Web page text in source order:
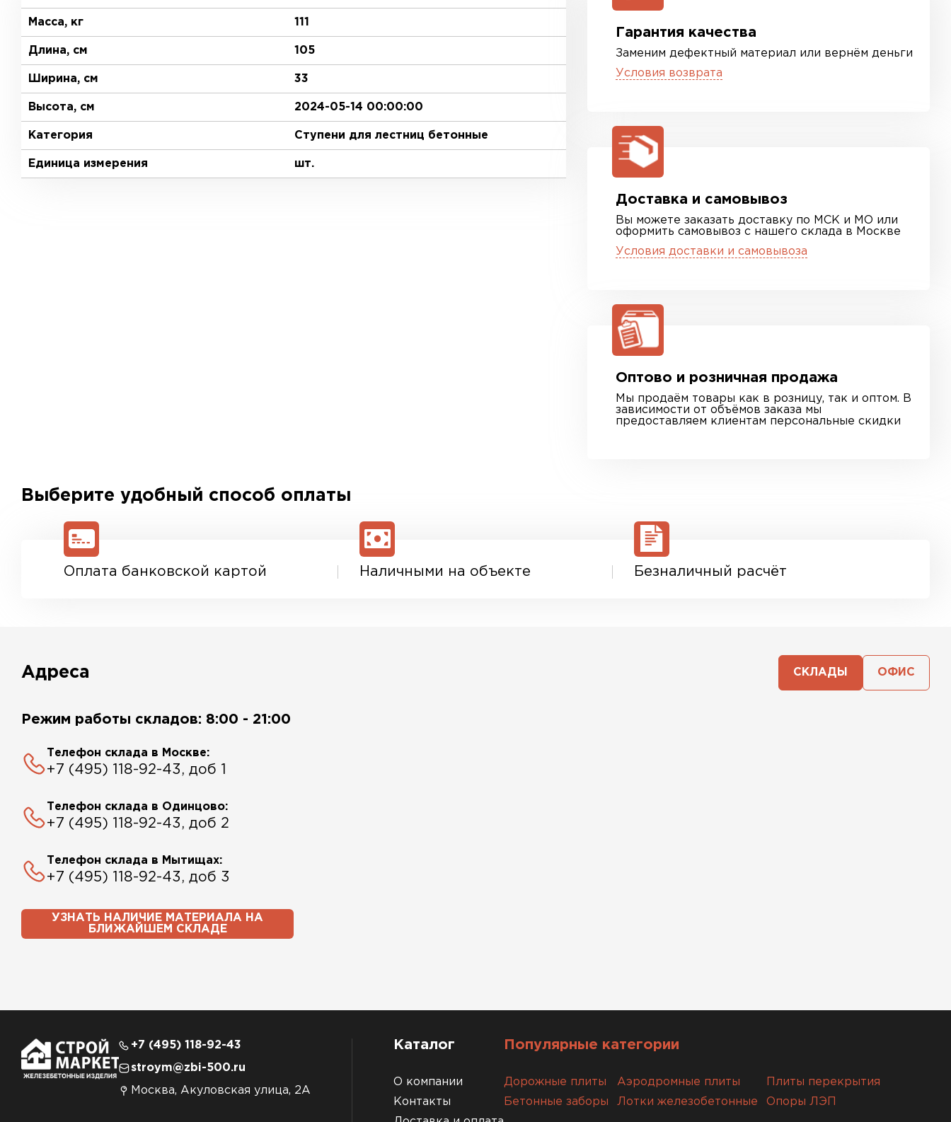
Масса, кг 111
Длина, см 105
Ширина, см 33
Высота, см 2024-05-14 00:00:00
Категория Ступени для лестниц бетонные
Единица измерения шт.
Гарантия качества
Заменим дефектный материал или вернём деньги
Условия возврата
Доставка и самовывоз
Вы можете заказать доставку по МСК и МО или
оформить самовывоз с нашего склада в Москве
Условия доставки и самовывоза
Оптово и розничная продажа
Мы продаём товары как в розницу, так и оптом. В
зависимости от объёмов заказа мы
предоставляем клиентам персональные скидки
Выберите удобный способ оплаты
Оплата банковской картой Наличными на объекте Безналичный расчёт
Адреса СКЛАДЫ ОФИС
Режим работы складов: 8:00 - 21:00
Телефон склада в Москве:
+7 (495) 118-92-43, доб 1
Телефон склада в Одинцово:
+7 (495) 118-92-43, доб 2
Телефон склада в Мытищах:
+7 (495) 118-92-43, доб 3
УЗНАТЬ НАЛИЧИЕ МАТЕРИАЛА НА
БЛИЖАЙШЕМ СКЛАДЕ
+7 (495) 118-92-43
stroym@zbi-500.ru
Москва, Акуловская улица, 2А
Каталог
О компании
Контакты
Популярные категории
Дорожные плиты Аэродромные плиты
Плиты перекрытия
Бетонные заборы
Лотки железобетонные Опоры ЛЭП